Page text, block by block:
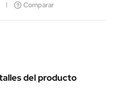
Comparar
del producto